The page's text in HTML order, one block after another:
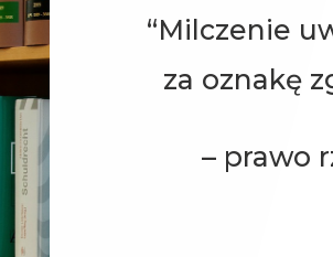
“Milczenie
za oznakę
– prawo